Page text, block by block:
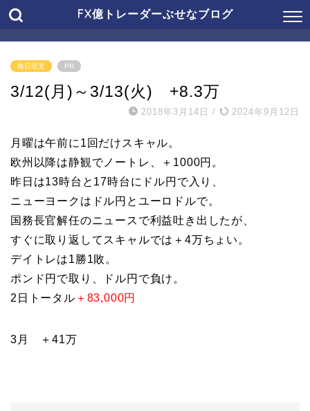
FX億トレーダーぶせなブログ
毎日収支 PR
3/12(月)～3/13(火) +8.3万
2018年3月14日 / 2024年9月12日
月曜は午前に1回だけスキャル。
欧州以降は静観でノートレ、＋1000円。
昨日は13時台と17時台にドル円で入り、
ニューヨークはドル円とユーロドルで。
国務長官解任のニュースで利益吐き出したが、
すぐに取り返してスキャルでは＋4万ちょい。
デイトレは1勝1敗。
ポンド円で取り、ドル円で負け。
2日トータル ＋83,000円
3月 ＋41万